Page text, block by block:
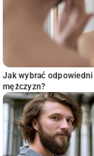
Jak wybrać
mężczyzn?